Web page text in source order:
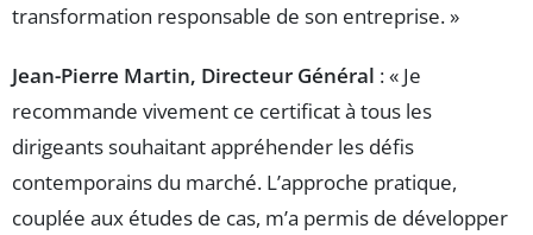
transformation responsable de son entreprise. »
Jean-Pierre Martin, Directeur Général : « Je
recommande vivement ce certificat à tous les
dirigeants souhaitant appréhender les défis
contemporains du marché. L’approche pratique,
couplée aux études de cas, m’a permis de développer